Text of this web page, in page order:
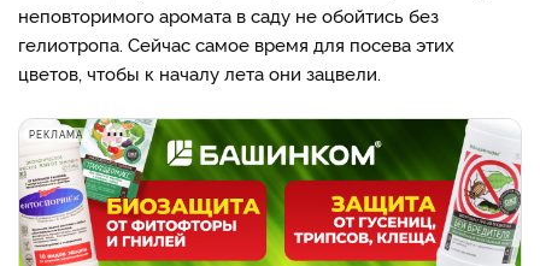
неповторимого аромата в саду не обойтись без
гелиотропа. Сейчас самое время для посева этих
цветов, чтобы к началу лета они зацвели.
РЕКЛАМА